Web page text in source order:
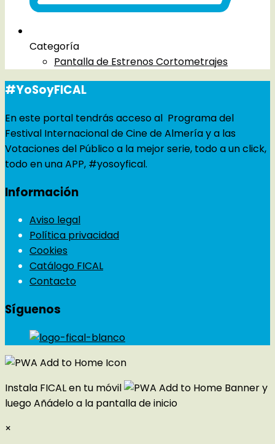
Categoría
Pantalla de Estrenos Cortometrajes
#YoSoyFICAL
En este portal tendrás acceso al Programa del
Festival Internacional de Cine de Almería y a las
Votaciones del Público a la mejor serie, todo a un click,
todo en una APP, #yosoyfical.
Información
Aviso legal
Política privacidad
Cookies
Catálogo FICAL
Contacto
Síguenos
Instala FICAL en tu móvil
y
luegoAñádelo a la pantalla de inicio
×